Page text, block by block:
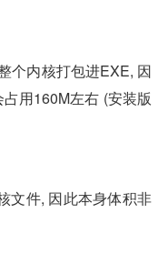
个内核打包进EXE, 因
用160M左右 (安装版
文件, 因此本身体积非